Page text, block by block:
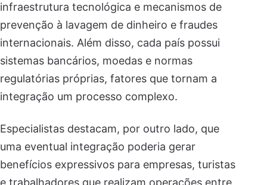
infraestrutura tecnológica e mecanismos de
prevenção à lavagem de dinheiro e fraudes
internacionais. Além disso, cada país possui
sistemas bancários, moedas e normas
regulatórias próprias, fatores que tornam a
integração um processo complexo.
Especialistas destacam, por outro lado, que
uma eventual integração poderia gerar
benefícios expressivos para empresas, turistas
e trabalhadores que realizam operações entre